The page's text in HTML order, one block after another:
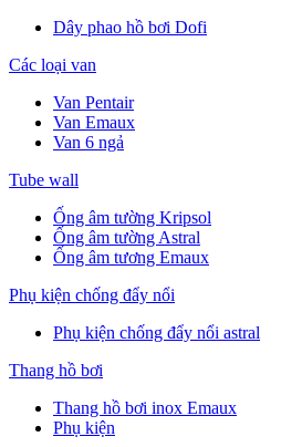
Dây phao hồ bơi Dofi
Các loại van
Van Pentair
Van Emaux
Van 6 ngả
Tube wall
Ống âm tường Kripsol
Ống âm tường Astral
Ống âm tương Emaux
Phụ kiện chống đẩy nổi
Phụ kiện chống đẩy nổi astral
Thang hồ bơi
Thang hồ bơi inox Emaux
Phụ kiện